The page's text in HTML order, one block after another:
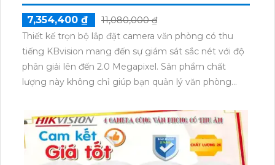
7,354,400 ₫
11,080,000 ₫
Thiết kế trọn bộ lắp đặt camera văn phòng có thu
tiếng KBvision mang đến sự giám sát sắc nét với độ
phân giải lên đến 2.0 Megapixel. Sản phẩm chất
lượng này không chỉ giúp bạn quản lý văn phòng
không gian làm việc của bạn. Việc cài đặt và sử dụng
camera KBvision rất đơn giản, người dùng có thể dễ
dàng theo dõi hình ảnh trực tiếp trên điện thoại
thông minh. Với công nghệ tiên tiến, trọn bộ camera